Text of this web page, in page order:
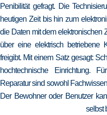
Penibilität gefragt. Die
heutigen Zeit bis hin zum
die Daten mit dem elektronischen
über eine elektrisch betriebene
freigibt. Mit einem Satz gesagt:
hochtechnische Einrichtung.
Reparatur sind sowohl
Der Bewohner oder Benutzer
selbst